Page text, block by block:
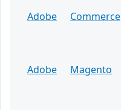
Adobe
Commerce
Adobe
Magento